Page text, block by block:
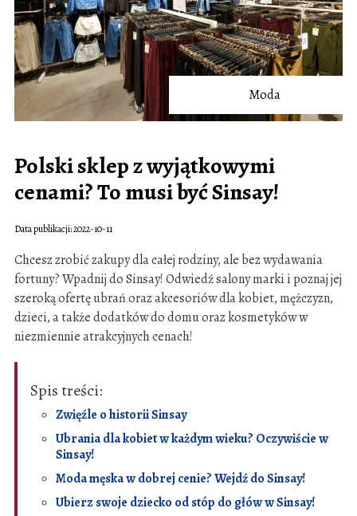
Moda
Polski sklep z wyjątkowymi
cenami? To musi być Sinsay!
Data publikacji: 2022-10-11
Chcesz zrobić zakupy dla całej rodziny, ale bez wydawania
fortuny? Wpadnij do Sinsay! Odwiedź salony marki i poznaj jej
szeroką ofertę ubrań oraz akcesoriów dla kobiet, mężczyzn,
dzieci, a także dodatków do domu oraz kosmetyków w
niezmiennie atrakcyjnych cenach!
Spis treści:
Zwięźle o historii Sinsay
Ubrania dla kobiet w każdym wieku? Oczywiście w
Sinsay!
Moda męska w dobrej cenie? Wejdź do Sinsay!
Ubierz swoje dziecko od stóp do głów w Sinsay!